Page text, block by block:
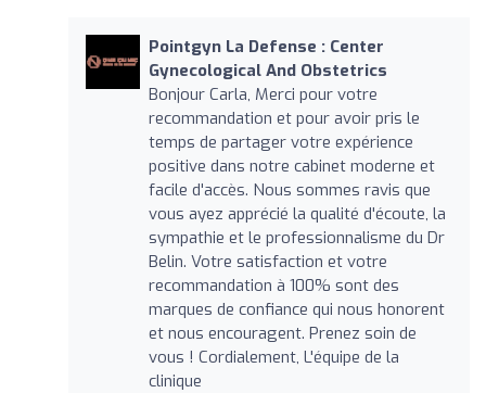
Pointgyn La Defense : Center
Gynecological And Obstetrics
Bonjour Carla, Merci pour votre
recommandation et pour avoir pris le
temps de partager votre expérience
positive dans notre cabinet moderne et
facile d'accès. Nous sommes ravis que
vous ayez apprécié la qualité d'écoute, la
sympathie et le professionnalisme du Dr
Belin. Votre satisfaction et votre
recommandation à 100% sont des
marques de confiance qui nous honorent
et nous encouragent. Prenez soin de
vous ! Cordialement, L'équipe de la
clinique